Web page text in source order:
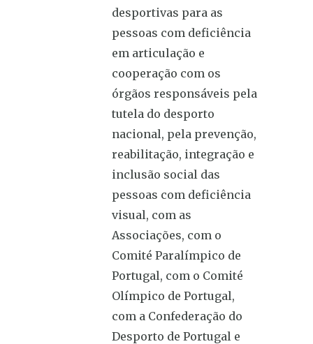
desportivas para as
pessoas com deficiência
em articulação e
cooperação com os
órgãos responsáveis pela
tutela do desporto
nacional, pela prevenção,
reabilitação, integração e
inclusão social das
pessoas com deficiência
visual, com as
Associações, com o
Comité Paralímpico de
Portugal, com o Comité
Olímpico de Portugal,
com a Confederação do
Desporto de Portugal e